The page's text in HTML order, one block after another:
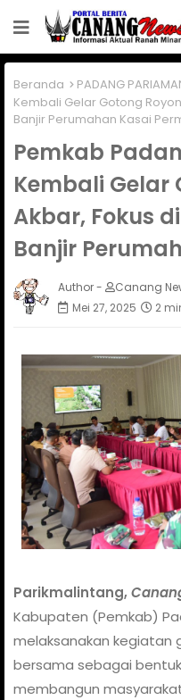
Beranda PADANG
Kembali Gelar Gotong
Banjir Perumahan Kasai
Pemkab
Kembali Gelar
Akbar, Fokus
Banjir
Author -
Canang
Mei 27, 2025
2
Parikmalintang,
Kabupaten (Pemkab)
melaksanakan kegiatan
bersama sebagai
membangun